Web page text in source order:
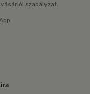
szabályzat